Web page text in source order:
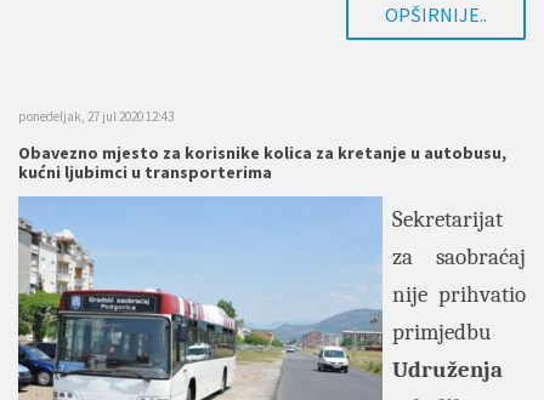
OPŠIRNIJE..
ponedeljak, 27 jul 2020 12:43
Obavezno mjesto za korisnike kolica za kretanje u autobusu,
kućni ljubimci u transporterima
Sekretarijat
za saobraćaj
nije prihvatio
primjedbu
Udruženja